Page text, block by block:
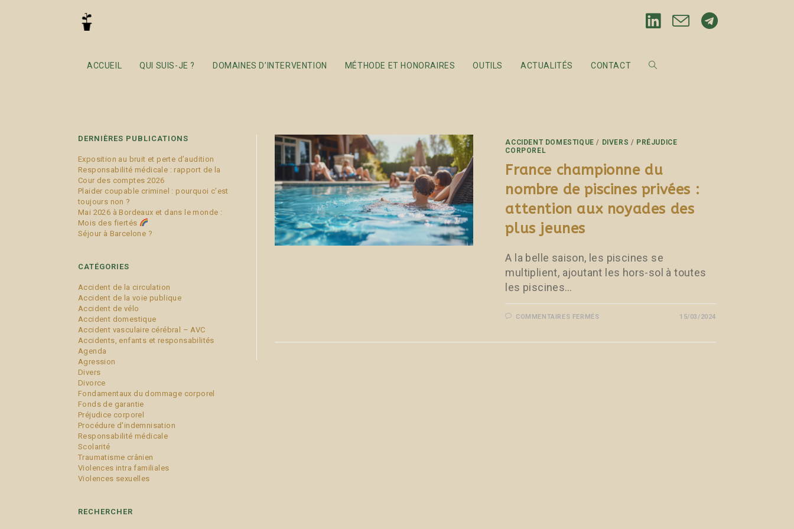
ACCUEIL QUI SUIS-JE ? DOMAINES D’INTERVENTION MÉTHODE ET HONORAIRES OUTILS ACTUALITÉS CONTACT
acident
DERNIÈRES PUBLICATIONS
Exposition au bruit et perte d’audition
Responsabilité médicale : rapport de la
Cour des comptes 2026
Plaider coupable criminel : pourquoi c’est
toujours non ?
Mai 2026 à Bordeaux et dans le monde :
Mois des fiertés
Séjour à Barcelone ?
CATÉGORIES
Accident de la circulation
Accident de la voie publique
Accident de vélo
Accident domestique
Accident vasculaire cérébral – AVC
Accidents, enfants et responsabilités
Agenda
Agression
Divers
Divorce
Fondamentaux du dommage corporel
Fonds de garantie
Préjudice corporel
Procédure d'indemnisation
Responsabilité médicale
Scolarité
Traumatisme crânien
Violences intra familiales
Violences sexuelles
RECHERCHER
ACCIDENT DOMESTIQUE / DIVERS / PRÉJUDICE
CORPOREL
France championne du
nombre de piscines privées :
attention aux noyades des
plus jeunes
A la belle saison, les piscines se
multiplient, ajoutant les hors-sol à toutes
les piscines…
COMMENTAIRES FERMÉS 15/03/2024